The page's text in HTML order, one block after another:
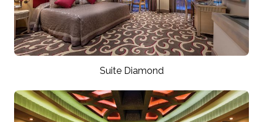
Suite Diamond